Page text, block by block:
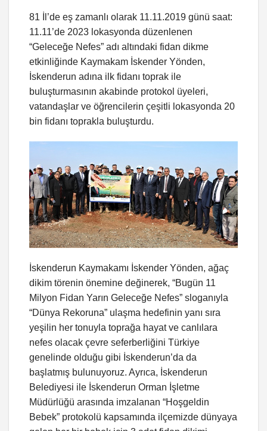
81 İl’de eş zamanlı olarak 11.11.2019 günü saat:
11.11’de 2023 lokasyonda düzenlenen
“Geleceğe Nefes” adı altındaki fidan dikme
etkinliğinde Kaymakam İskender Yönden,
İskenderun adına ilk fidanı toprak ile
buluşturmasının akabinde protokol üyeleri,
vatandaşlar ve öğrencilerin çeşitli lokasyonda 20
bin fidanı toprakla buluşturdu.
İskenderun Kaymakamı İskender Yönden, ağaç
dikim törenin önemine değinerek, “Bugün 11
Milyon Fidan Yarın Geleceğe Nefes” sloganıyla
“Dünya Rekoruna” ulaşma hedefinin yanı sıra
yeşilin her tonuyla toprağa hayat ve canlılara
nefes olacak çevre seferberliğini Türkiye
genelinde olduğu gibi İskenderun’da da
başlatmış bulunuyoruz. Ayrıca, İskenderun
Belediyesi ile İskenderun Orman İşletme
Müdürlüğü arasında imzalanan “Hoşgeldin
Bebek” protokolü kapsamında ilçemizde dünyaya